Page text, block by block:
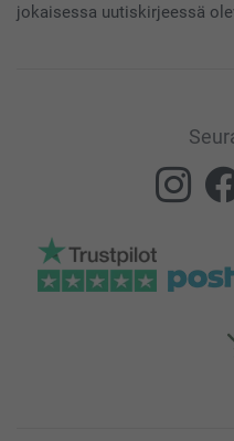
jokaisessa uutiskirjeessä